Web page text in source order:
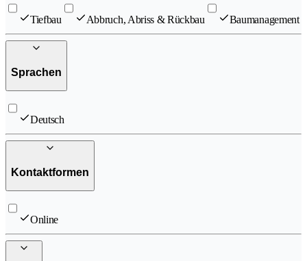
Tiefbau Abbruch, Abriss & Rückbau Baumanagement
Sprachen
Deutsch
Kontaktformen
Online